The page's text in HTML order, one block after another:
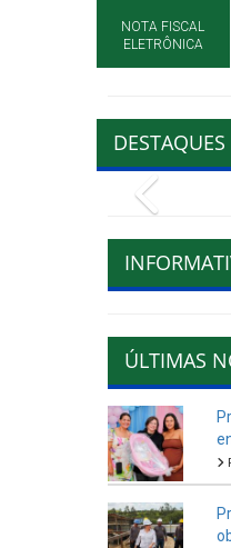
NOTA FISCAL
ELETRÔNICA
DESTAQUES
ÚLTIMAS